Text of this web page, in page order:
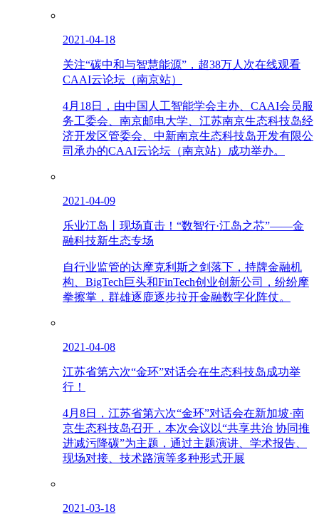
2021-04-18
关注“碳中和与智慧能源”，超38万人次在线观看
CAAI云论坛（南京站）
4月18日，由中国人工智能学会主办、CAAI会员服
务工委会、南京邮电大学、江苏南京生态科技岛经
济开发区管委会、中新南京生态科技岛开发有限公
司承办的CAAI云论坛（南京站）成功举办。
2021-04-09
乐业江岛丨现场直击！“数智行·江岛之芯”——金
融科技新生态专场
自行业监管的达摩克利斯之剑落下，持牌金融机
构、BigTech巨头和FinTech创业创新公司，纷纷摩
拳擦掌，群雄逐鹿逐步拉开金融数字化阵仗。
2021-04-08
江苏省第六次“金环”对话会在生态科技岛成功举
行！
4月8日，江苏省第六次“金环”对话会在新加坡·南
京生态科技岛召开，本次会议以“共享共治 协同推
进减污降碳”为主题，通过主题演讲、学术报告、
现场对接、技术路演等多种形式开展
2021-03-18